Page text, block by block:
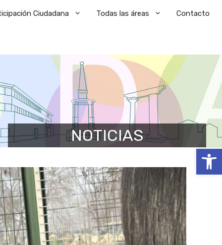
Abrir
Ciudadana Todas las áreas Contacto
NOTICIAS